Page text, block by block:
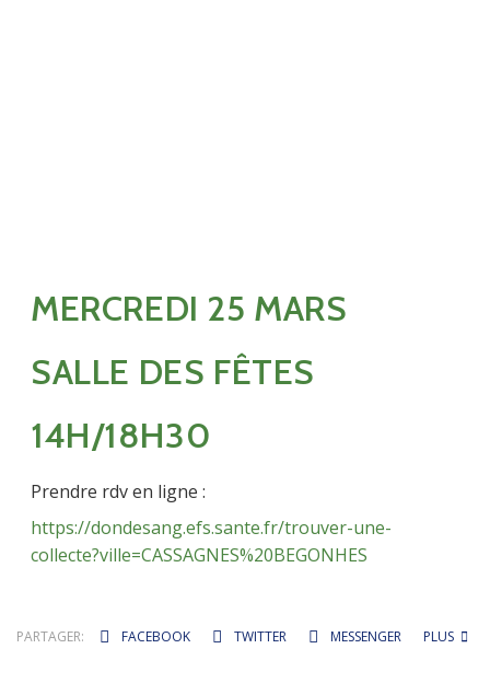
MERCREDI 25 MARS
SALLE DES FÊTES
14H/18H30
Prendre rdv en ligne :
https://dondesang.efs.sante.fr/trouver-une-
collecte?ville=CASSAGNES%20BEGONHES
PARTAGER: FACEBOOK TWITTER MESSENGER PLUS